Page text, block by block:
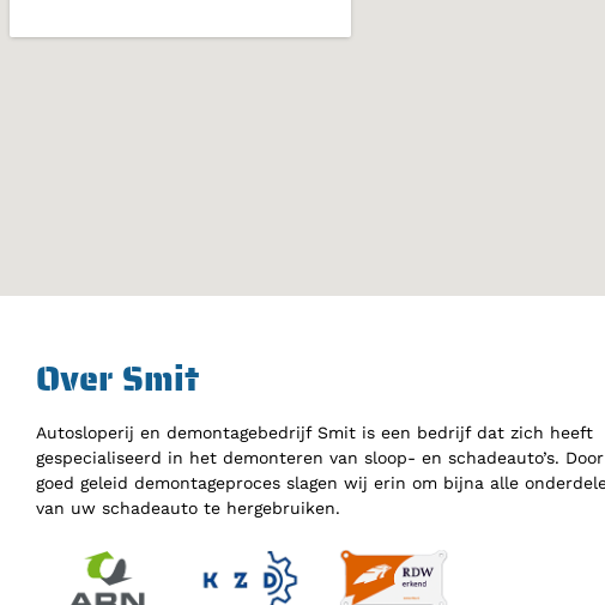
Over Smit
Autosloperij en demontagebedrijf Smit is een bedrijf dat zich heeft
gespecialiseerd in het demonteren van sloop- en schadeauto’s.
goed geleid demontageproces slagen wij erin om bijna alle
van uw schadeauto te hergebruiken.